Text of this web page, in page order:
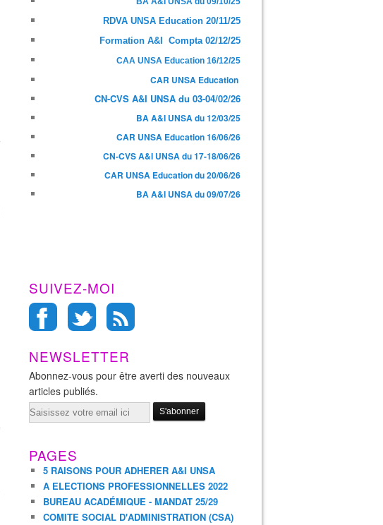
RDVA UNSA Education 20/11/25
Formation A&I Compta 02/12/25
CAA UNSA Education 16/12/25
CAR UNSA Education
CN-CVS A&I UNSA du 03-04/02/26
BA A&I UNSA du 12/03/25
CAR UNSA Education 16/06/26
CN-CVS A&I UNSA du 17-18/06/26
CAR UNSA Education du 20/06/26
BA A&I UNSA du 09/07/26
SUIVEZ-MOI
NEWSLETTER
Abonnez-vous pour être averti des nouveaux
articles publiés.
Email
PAGES
5 RAISONS POUR ADHERER A&I UNSA
A ELECTIONS PROFESSIONNELLES 2022
BUREAU ACADÉMIQUE - MANDAT 25/29
COMITE SOCIAL D'ADMINISTRATION (CSA)